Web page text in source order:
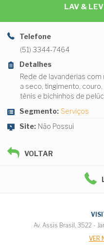
LAV &
Telefone
(51) 3344-7464
Detalhes
Rede de lavanderias
a seco, tingimento,
tênis e bichinhos de
Segmento: Serviços
Site: Não Possui
VOLTAR
Av. Assis Brasil, 3522 -
VER